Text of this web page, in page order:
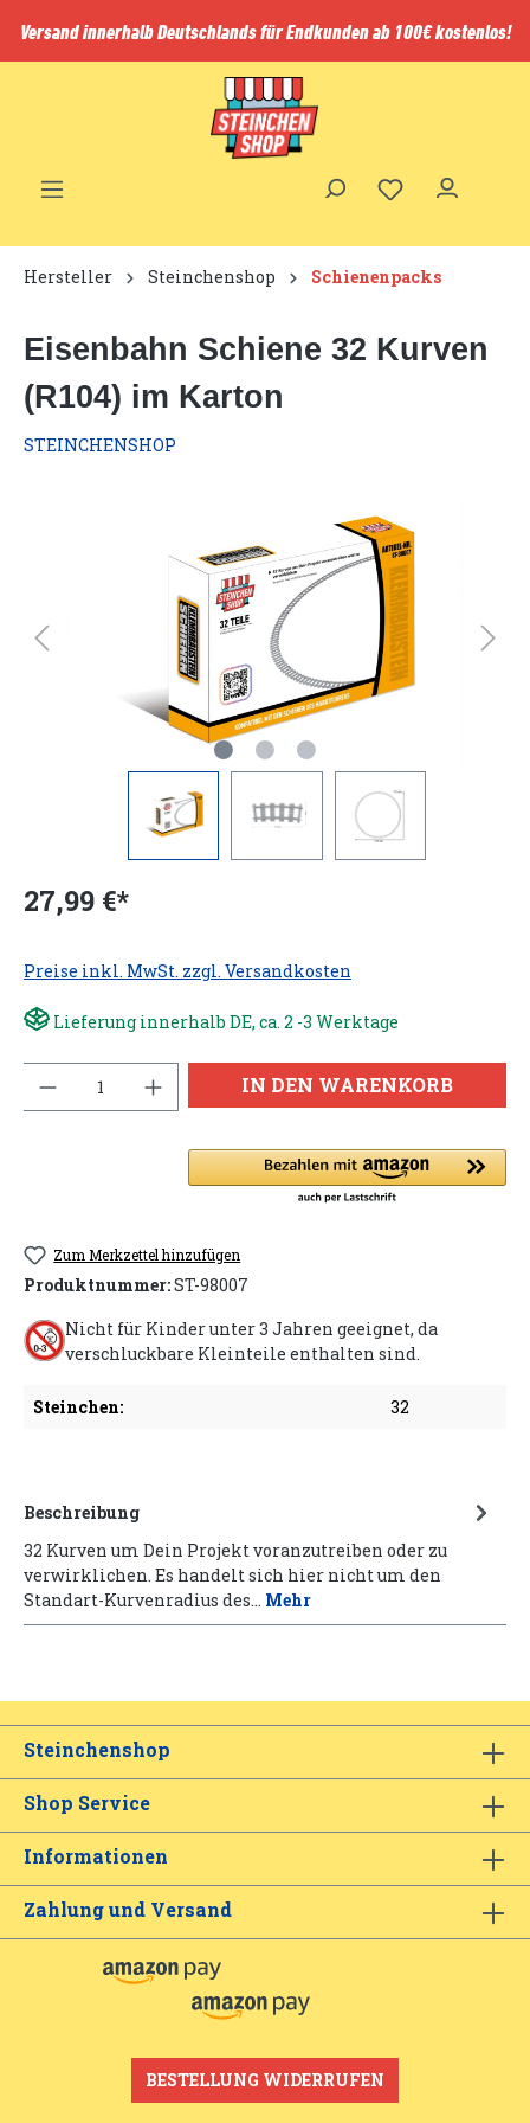
springen
Versand innerhalb Deutschlands für Endkunden ab 100€ kostenlos!
Hersteller Steinchenshop Schienenpacks
Eisenbahn Schiene 32 Kurven
(R104) im Karton
STEINCHENSHOP
27,99 €*
Preise inkl. MwSt. zzgl. Versandkosten
Lieferung innerhalb DE, ca. 2 -3 Werktage
IN DEN WARENKORB
Zum Merkzettel hinzufügen
Produktnummer:ST-98007
Nicht für Kinder unter 3 Jahren geeignet, da
verschluckbare Kleinteile enthalten sind.
Steinchen: 32
Beschreibung
32 Kurven um Dein Projekt voranzutreiben oder zu
verwirklichen. Es handelt sich hier nicht um den
Standart-Kurvenradius des… Mehr
Steinchenshop
Shop Service
Informationen
Zahlung und Versand
BESTELLUNG WIDERRUFEN